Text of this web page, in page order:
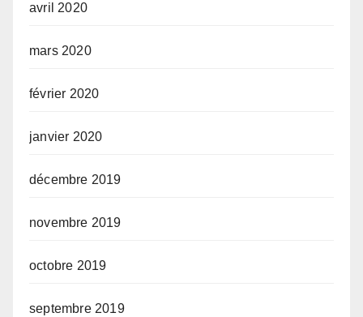
avril 2020
mars 2020
février 2020
janvier 2020
décembre 2019
novembre 2019
octobre 2019
septembre 2019